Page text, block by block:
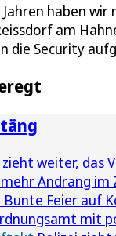
haben
am
die Security
weiter, das
Andrang
Bunte Feier auf
mit